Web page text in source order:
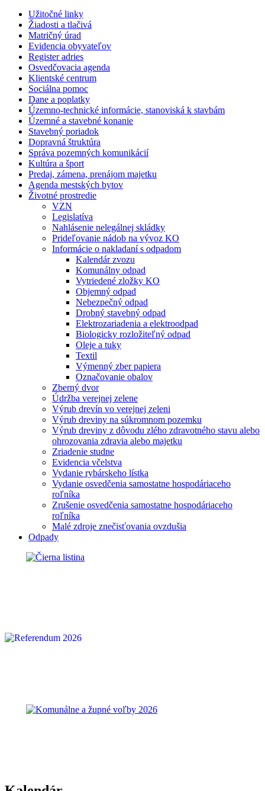
Užitočné linky
Žiadosti a tlačivá
Matričný úrad
Evidencia obyvateľov
Register adries
Osvedčovacia agenda
Klientské centrum
Sociálna pomoc
Dane a poplatky
Územno-technické informácie, stanoviská k stavbám
Územné a stavebné konanie
Stavebný poriadok
Dopravná štruktúra
Správa pozemných komunikácií
Kultúra a šport
Predaj, zámena, prenájom majetku
Agenda mestských bytov
Životné prostredie
VZN
Legislatíva
Nahlásenie nelegálnej skládky
Prideľovanie nádob na vývoz KO
Informácie o nakladaní s odpadom
Kalendár zvozu
Komunálny odpad
Vytriedené zložky KO
Objemný odpad
Nebezpečný odpad
Drobný stavebný odpad
Elektrozariadenia a elektroodpad
Biologicky rozložiteľný odpad
Oleje a tuky
Textil
Výmenný zber papiera
Označovanie obalov
Zberný dvor
Údržba verejnej zelene
Výrub drevín vo verejnej zeleni
Výrub dreviny na súkromnom pozemku
Výrub dreviny z dôvodu zlého zdravotného stavu alebo
ohrozovania zdravia alebo majetku
Zriadenie studne
Evidencia včelstva
Vydanie rybárskeho lístka
Vydanie osvedčenia samostatne hospodáriaceho
roľníka
Zrušenie osvedčenia samostatne hospodáriaceho
roľníka
Malé zdroje znečisťovania ovzdušia
Odpady